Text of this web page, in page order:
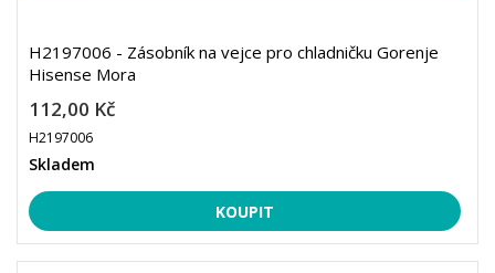
H2197006 - Zásobník na vejce pro chladničku Gorenje
Hisense Mora
112,00 Kč
H2197006
Skladem